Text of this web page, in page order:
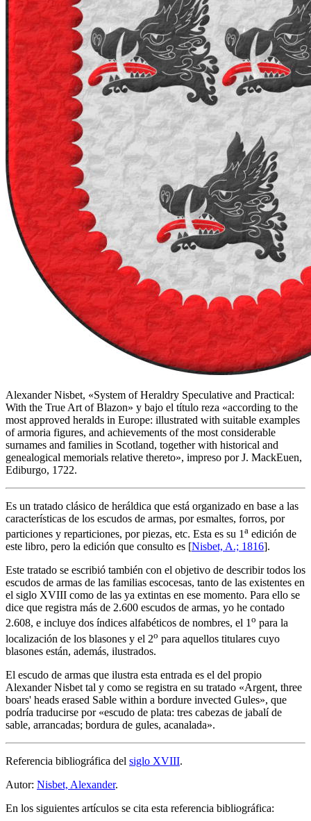
Alexander Nisbet, «System of Heraldry Speculative and Practical:
With the True Art of Blazon» y bajo el título reza «according to the
most approved heralds in Europe: illustrated with suitable examples
of armoria figures, and achievements of the most considerable
surnames and families in Scotland, together with historical and
genealogical memorials relative thereto», impreso por J. MackEuen,
Ediburgo, 1722.
Es un tratado clásico de heráldica que está organizado en base a las
características de los escudos de armas, por esmaltes, forros, por
particiones y reparticiones, por piezas, etc. Esta es su 1 a edición de
este libro, pero la edición que consulto es [Nisbet, A.; 1816].
Este tratado se escribió también con el objetivo de describir todos los
escudos de armas de las familias escocesas, tanto de las existentes en
el siglo XVIII como de las ya extintas en ese momento. Para ello se
dice que registra más de 2.600 escudos de armas, yo he contado
2.608, e incluye dos índices alfabéticos de nombres, el 1o para la
localización de los blasones y el 2o para aquellos titulares cuyo
blasones están, además, ilustrados.
El escudo de armas que ilustra esta entrada es el del propio
Alexander Nisbet tal y como se registra en su tratado «Argent, three
boars' heads erased Sable within a bordure invected Gules», que
podría traducirse por «escudo de plata: tres cabezas de jabalí de
sable, arrancadas; bordura de gules, acanalada».
Referencia bibliográfica del siglo XVIII.
Autor: Nisbet, Alexander.
En los siguientes artículos se cita esta referencia bibliográfica: